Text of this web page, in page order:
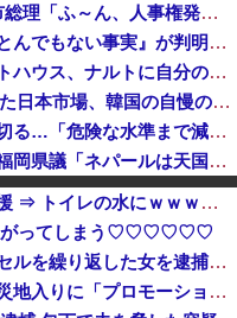
【ｗ】財務省「減税反対！」 → 高市総理「ふ～ん、人事権発動ね？」 → 結果 ｗｗｗｗｗｗｗｗｗｗ
【衝撃】イオンモール爆発事故、『とんでもない事実』が判明してしまう・・・・・・
【ワロタ】トランプ大統領とホワイトハウス、ナルトに自分の顔を合成して投稿 日本政府が苦言「公的機関であっても許諾が必要」
韓国Webtoon企業の最後の牙城だった日本市場、韓国の自慢の種だった某アプリが遂に……
米軍、長射程精密ミサイルほぼ使い切る…「危険な水準まで減少」と軍高官が警告！
【悲報】海外視察帰りの蔵内勇夫・福岡県議「ネパールは天国だった！」あまりの能天気発言で大炎上 → ｗｗｗｗｗｗｗｗｗｗｗｗｗｗ
【速報】ジャンポケ斉藤の被害女性「バウムクーヘン売ったりTikTokライブしててムカついたから示談しなかった」
「日本の反戦界隈終わってて草」と海自トマホークへの例の界隈の反応が話題に、今になって存在に気付いてしまった結果……
【悲報】石破茂さん「高市内閣のやり方は強引だ！」支持率下落の理由を指摘 → ﾈｯﾄ「お前が言うな」「鳥取県だけ減税無しで！」 ｗｗｗｗｗｗｗｗｗ...
【朗報】韓国が熊本被災地に水を支援 ⇒ トイレの水にｗｗｗｗｗｗｗ
上がってしまう♡♡♡♡♡♡
ジャンプストアで大量注文→キャンセルを繰り返した女を逮捕 「注文で欲求が満たされた」総額43億円
【！】辻元清美さん、高市総理の被災地入りに「プロモーションのような動画を撮らせて、悲しく情けない！」ｗｗｗｗｗｗｗｗｗｗｗｗｗｗ